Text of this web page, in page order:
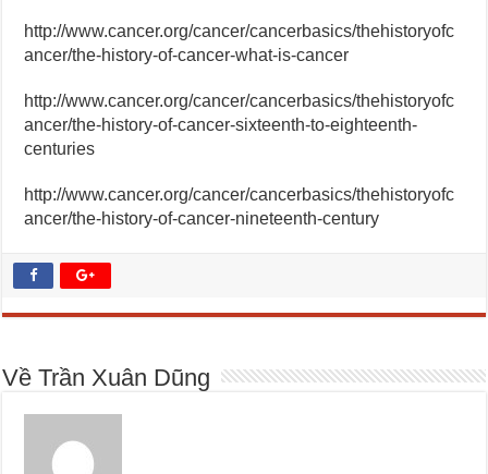
http://www.cancer.org/cancer/cancerbasics/thehistoryofc
ancer/the-history-of-cancer-what-is-cancer
http://www.cancer.org/cancer/cancerbasics/thehistoryofc
ancer/the-history-of-cancer-sixteenth-to-eighteenth-
centuries
http://www.cancer.org/cancer/cancerbasics/thehistoryofc
ancer/the-history-of-cancer-nineteenth-century
Về Trần Xuân Dũng